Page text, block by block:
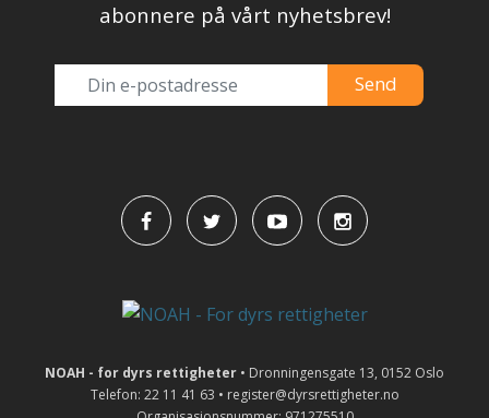
abonnere på vårt nyhetsbrev!
NOAH - for dyrs rettigheter • Dronningensgate 13, 0152 Oslo
Telefon: 22 11 41 63 • register@dyrsrettigheter.no